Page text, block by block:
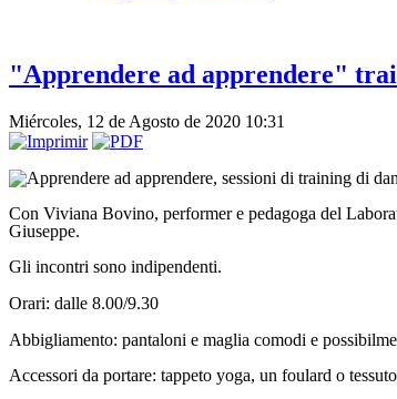
"Apprendere ad apprendere"
Miércoles, 12 de Agosto de 2020 10:31
Apprendere ad apprendere, sessioni di training di
Con Viviana Bovino, performer e pedagoga del
Giuseppe.
Gli incontri sono indipendenti.
Orari: dalle 8.00/9.30
Abbigliamento: pantaloni e maglia comodi e
Accessori da portare: tappeto yoga, un foulard o